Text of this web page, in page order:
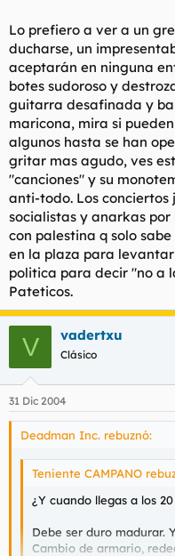
Lo prefiero a ver a un
ducharse, un
aceptarán en ninguna
botes sudoroso y
guitarra desafinada y
maricona, mira si
algunos hasta se han
gritar mas agudo, ves
"canciones" y su
anti-todo. Los conciertos
socialistas y anarkas
con palestina q solo
en la plaza para
politica para decir "no a
Pateticos.
V vadertxu
Clásico
31 Dic 2004
Deadman Inc. rebuznó:
Teniente CAMPANO
¿Y cuando llegas a los
Debe ser duro madurar.
Cambio de armario,